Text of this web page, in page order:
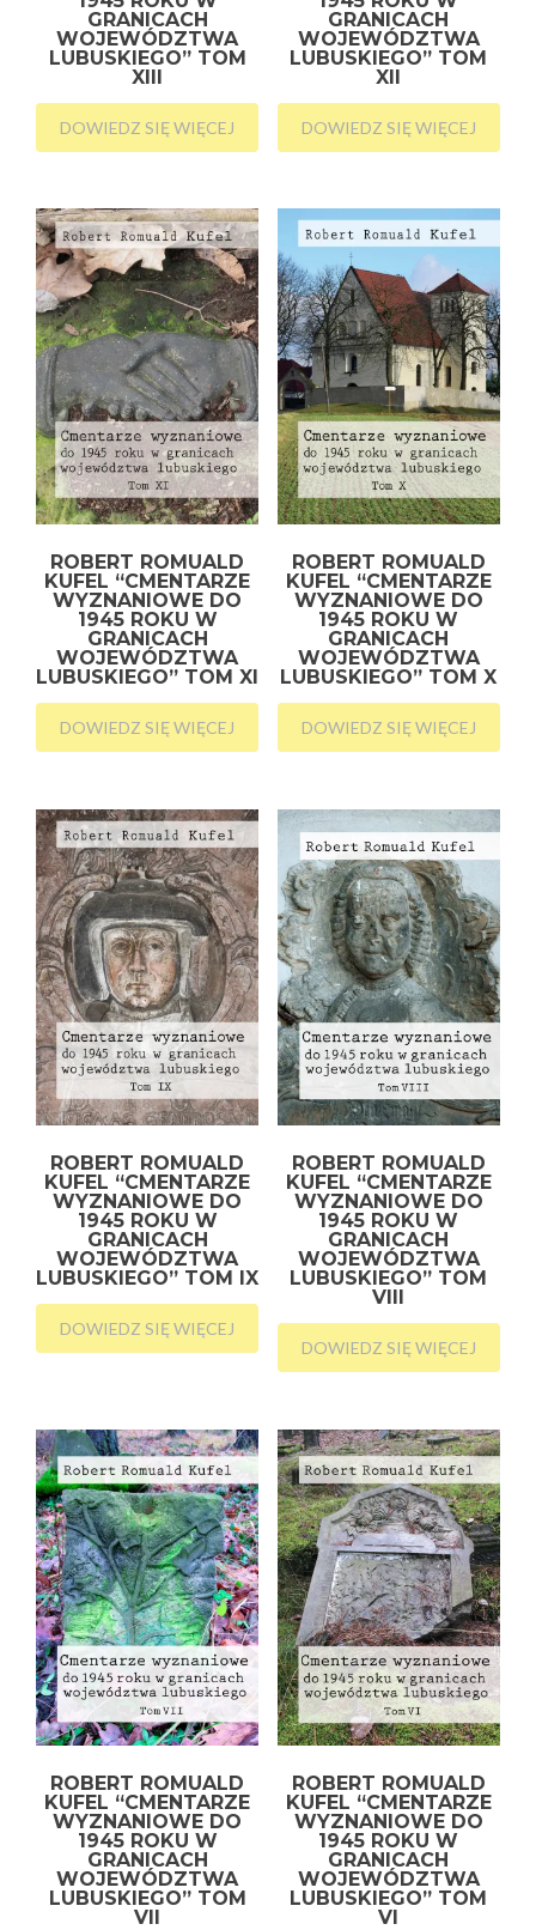
GRANICACH
WOJEWÓDZTWA
LUBUSKIEGO” TOM
XIII
DOWIEDZ SIĘ WIĘCEJ
GRANICACH
WOJEWÓDZTWA
LUBUSKIEGO” TOM
XII
DOWIEDZ SIĘ WIĘCEJ
ROBERT ROMUALD
KUFEL “CMENTARZE
WYZNANIOWE DO
1945 ROKU W
GRANICACH
WOJEWÓDZTWA
LUBUSKIEGO” TOM XI
DOWIEDZ SIĘ WIĘCEJ
ROBERT ROMUALD
KUFEL “CMENTARZE
WYZNANIOWE DO
1945 ROKU W
GRANICACH
WOJEWÓDZTWA
LUBUSKIEGO” TOM X
DOWIEDZ SIĘ WIĘCEJ
ROBERT ROMUALD
KUFEL “CMENTARZE
WYZNANIOWE DO
1945 ROKU W
GRANICACH
WOJEWÓDZTWA
LUBUSKIEGO” TOM IX
DOWIEDZ SIĘ WIĘCEJ
ROBERT ROMUALD
KUFEL “CMENTARZE
WYZNANIOWE DO
1945 ROKU W
GRANICACH
WOJEWÓDZTWA
LUBUSKIEGO” TOM
VIII
DOWIEDZ SIĘ WIĘCEJ
ROBERT ROMUALD
KUFEL “CMENTARZE
WYZNANIOWE DO
1945 ROKU W
GRANICACH
WOJEWÓDZTWA
LUBUSKIEGO” TOM
VII
ROBERT ROMUALD
KUFEL “CMENTARZE
WYZNANIOWE DO
1945 ROKU W
GRANICACH
WOJEWÓDZTWA
LUBUSKIEGO” TOM
VI